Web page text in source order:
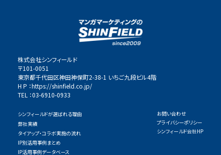
株式会社シンフィールド
〒101-0051
東京都千代田区神田神保町2-38-1 いちご九段ビル4階
H P ：https://shinfield.co.jp/
TEL ：03-6910-0933
シンフィールドが選ばれる理由
弊社実績
タイアップ・コラボ実施の流れ
IP別活用事例まとめ
IP活用事例データベース
お問い合わせ
プライバシーポリシー
シンフィールド会社HP